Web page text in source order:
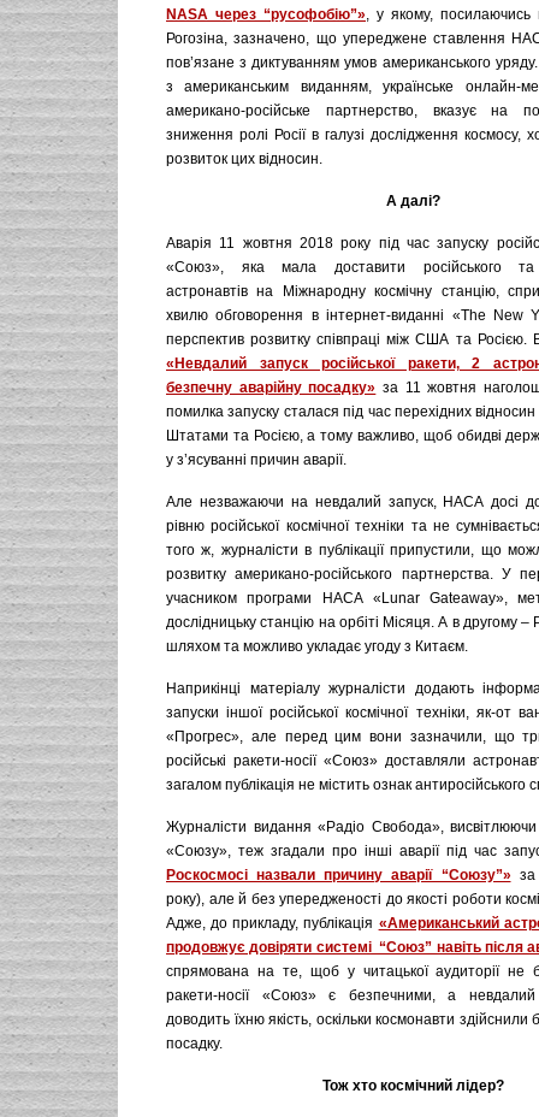
NASA через “русофобію”», у якому,
Рогозіна, зазначено, що упереджене ставлення
пов’язане з диктуванням умов американського
з американським виданням, українське онлайн-
американо-російське партнерство, вказує на
зниження ролі Росії в галузі дослідження космосу,
розвиток цих відносин.
А далі?
Аварія 11 жовтня 2018 року під час запуску
«Союз», яка мала доставити російського та
астронавтів на Міжнародну космічну станцію,
хвилю обговорення в інтернет-виданні «The New
перспектив розвитку співпраці між США та Росією.
«Невдалий запуск російської ракети, 2
безпечну аварійну посадку» за 11 жовтня
помилка запуску сталася під час перехідних
Штатами та Росією, а тому важливо, щоб обидві
у з’ясуванні причин аварії.
Але незважаючи на невдалий запуск, НАСА досі
рівню російської космічної техніки та не
того ж, журналісти в публікації припустили, що
розвитку американо-російського партнерства. У
учасником програми НАСА «Lunar Gateaway»,
дослідницьку станцію на орбіті Місяця. А в другому –
шляхом та можливо укладає угоду з Китаєм.
Наприкінці матеріалу журналісти додають
запуски іншої російської космічної техніки, як-от
«Прогрес», але перед цим вони зазначили, що
російські ракети-носії «Союз» доставляли
загалом публікація не містить ознак антиросійського
Журналісти видання «Радіо Свобода»,
«Союзу», теж згадали про інші аварії під час
Роскосмосі назвали причину аварії “Союзу”»
року), але й без упередженості до якості роботи
Адже, до прикладу, публікація «Американський
продовжує довіряти системі “Союз” навіть після
спрямована на те, щоб у читацької аудиторії не
ракети-носії «Союз» є безпечними, а
доводить їхню якість, оскільки космонавти здійснили
посадку.
Тож хто космічний лідер?